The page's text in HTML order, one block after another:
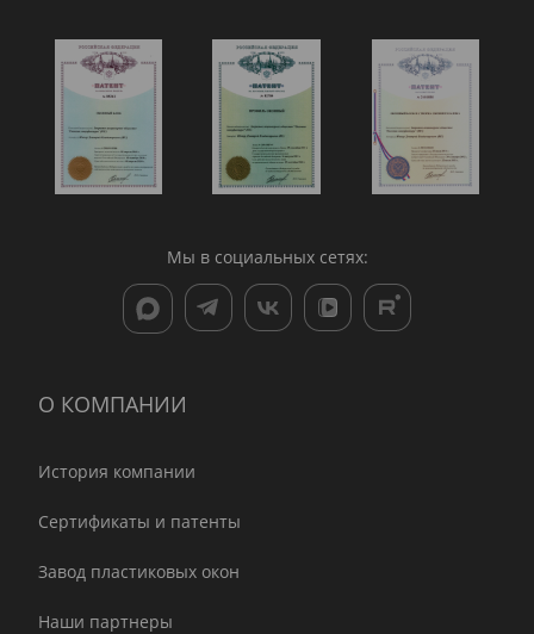
Мы в социальных сетях:
О КОМПАНИИ
История компании
Сертификаты и патенты
Завод пластиковых окон
Наши партнеры